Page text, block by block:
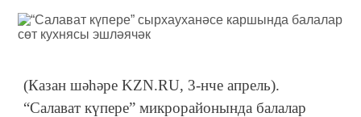
(Казан шәһәре KZN.RU, 3-нче апрель).
“Салават күпере” микрорайонында балалар